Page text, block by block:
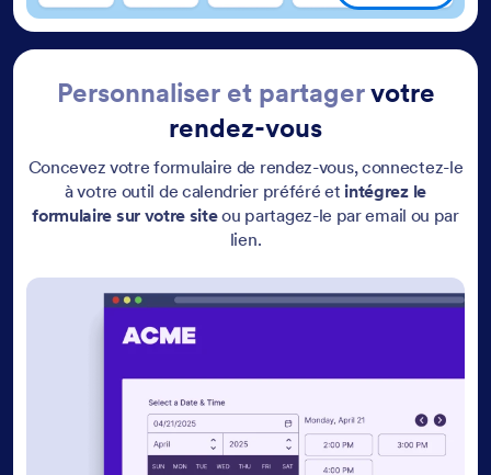
Personnaliser et partagervotre
rendez-vous
Concevez votre formulaire de rendez-vous, connectez-le
à votre outil de calendrier préféré etintégrez le
formulaire sur votre siteou partagez-le par email ou par
lien.